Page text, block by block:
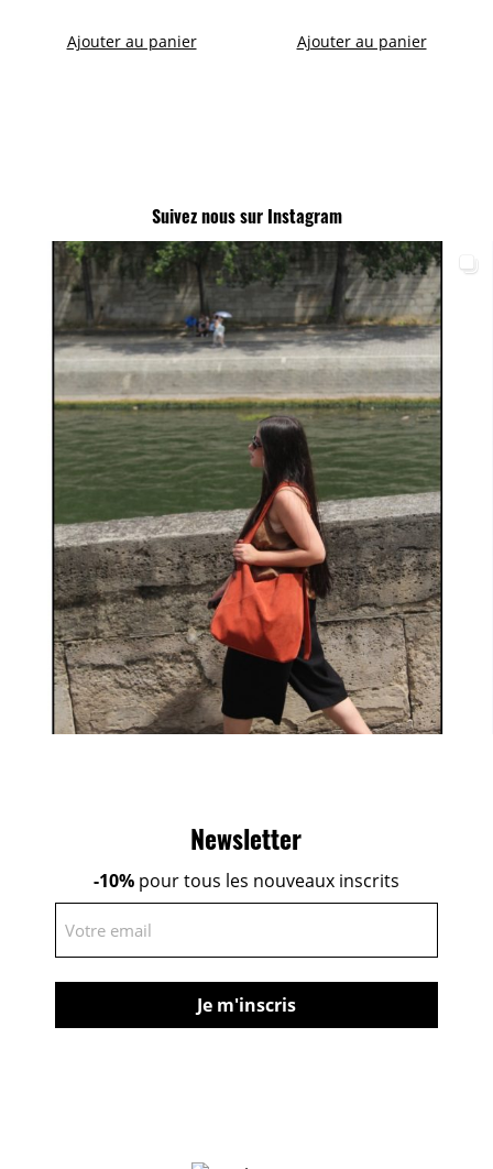
Ajouter au panier Ajouter au panier
Suivez nous sur Instagram
Newsletter
-10%pour tous les nouveaux inscrits
mail